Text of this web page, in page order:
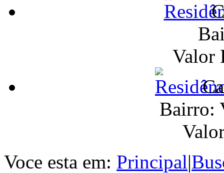
Valor
Bairro:
Voce esta em: Principal|